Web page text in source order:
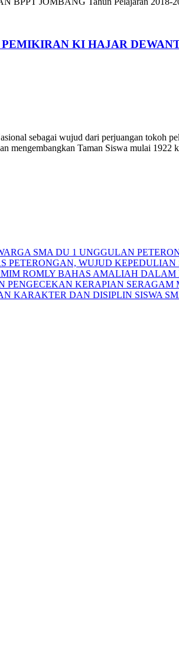
KI HAJAR
sebagai wujud dari perjuangan tokoh
mengembangkan Taman Siswa mulai
SMA DU 1 UNGGULAN
PETERONGAN, WUJUD
ROMLY BAHAS AMALIAH DALAM
PENGECEKAN KERAPIAN SERAGAM
KARAKTER DAN DISIPLIN SISWA